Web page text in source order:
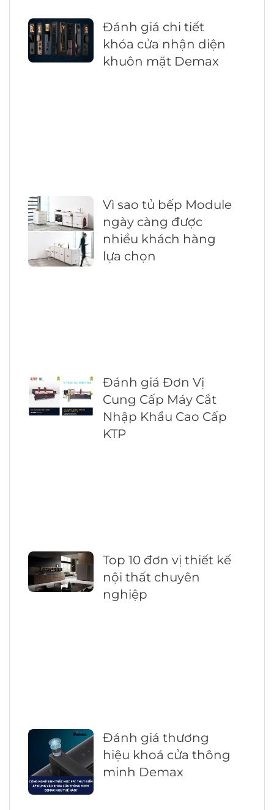
Đánh giá chi tiết
khóa cửa nhận diện
khuôn mặt Demax
Vì sao tủ bếp Module
ngày càng được
nhiều khách hàng
lựa chọn
Đánh giá Đơn Vị
Cung Cấp Máy Cắt
Nhập Khẩu Cao Cấp
KTP
Top 10 đơn vị thiết kế
nội thất chuyên
nghiệp
Đánh giá thương
hiệu khoá cửa thông
minh Demax